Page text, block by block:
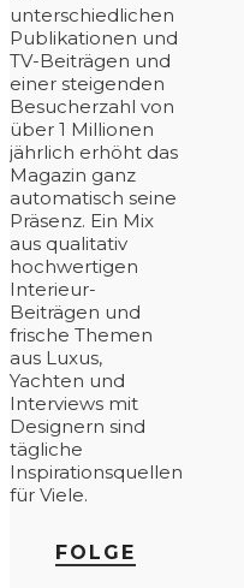
unterschiedlichen
Publikationen und
TV-Beiträgen und
einer steigenden
Besucherzahl von
über 1 Millionen
jährlich erhöht das
Magazin ganz
automatisch seine
Präsenz. Ein Mix
aus qualitativ
hochwertigen
Interieur-
Beiträgen und
frische Themen
aus Luxus,
Yachten und
Interviews mit
Designern sind
tägliche
Inspirationsquellen
für Viele.
FOLGE